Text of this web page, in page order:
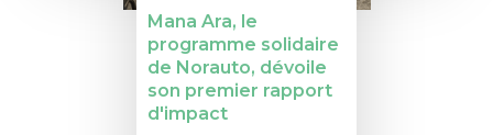
Mana Ara, le
programme solidaire
de Norauto, dévoile
son premier rapport
d'impact